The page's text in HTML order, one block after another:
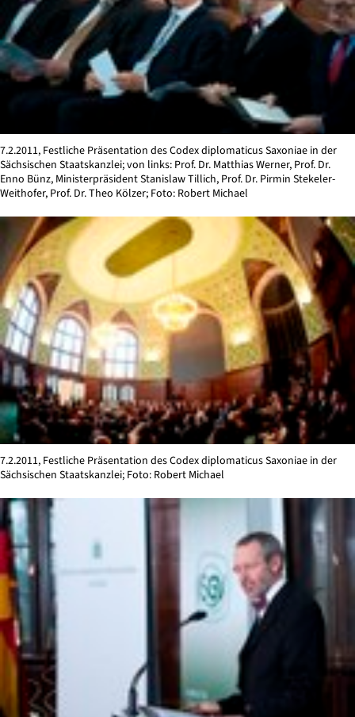
7.2.2011, Festliche Präsentation des Codex diplomaticus Saxoniae in der
Sächsischen Staatskanzlei; von links: Prof. Dr. Matthias Werner, Prof. Dr.
Enno Bünz, Ministerpräsident Stanislaw Tillich, Prof. Dr. Pirmin Stekeler-
Weithofer, Prof. Dr. Theo Kölzer; Foto: Robert Michael
7.2.2011, Festliche Präsentation des Codex diplomaticus Saxoniae in der
Sächsischen Staatskanzlei; Foto: Robert Michael